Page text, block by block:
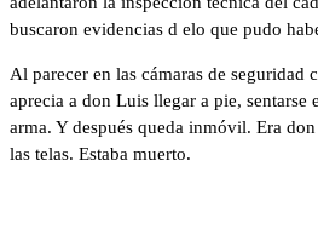
buscaron evidencias d elo que pudo
Al parecer en las cámaras de seguridad
aprecia a don Luis llegar a pie, sentarse
arma. Y después queda inmóvil. Era
las telas. Estaba muerto.